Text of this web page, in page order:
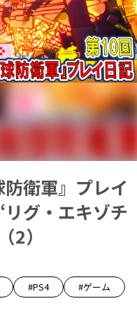
衛軍』プレイ
グ・エキゾチ
2）
#PS4
#ゲーム